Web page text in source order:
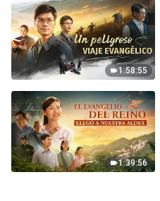
1:58:55
1:39:56